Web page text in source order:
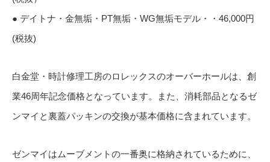
● デイトナ・金無垢・PT無垢・WG無垢モデル・・46,000円
(税抜)
白金堂・時計修理工房のロレックスのオーバーホールは、創
業46周年記念価格となっています。また、消耗部品となるゼ
ンマイと裏蓋パッキンの交換が基本価格に含まれています。
ゼンマイはムーブメントの一番奥に格納されているために、